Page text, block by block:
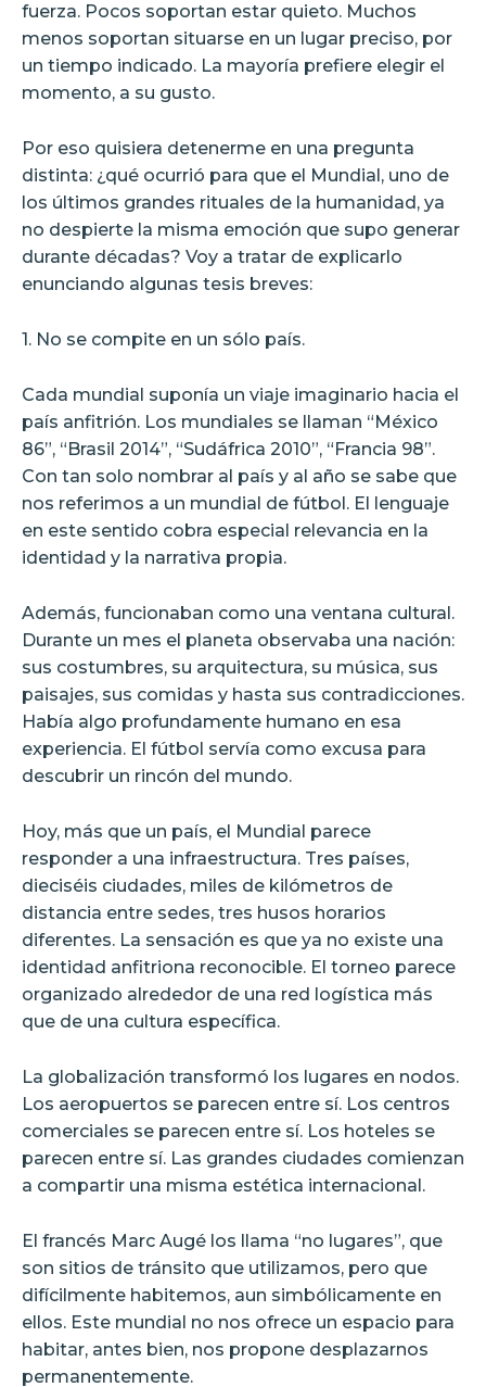
fuerza. Pocos soportan estar quieto. Muchos
menos soportan situarse en un lugar preciso, por
un tiempo indicado. La mayoría prefiere elegir el
momento, a su gusto.
Por eso quisiera detenerme en una pregunta
distinta: ¿qué ocurrió para que el Mundial, uno de
los últimos grandes rituales de la humanidad, ya
no despierte la misma emoción que supo generar
durante décadas? Voy a tratar de explicarlo
enunciando algunas tesis breves:
1. No se compite en un sólo país.
Cada mundial suponía un viaje imaginario hacia el
país anfitrión. Los mundiales se llaman “México
86”, “Brasil 2014”, “Sudáfrica 2010”, “Francia 98”.
Con tan solo nombrar al país y al año se sabe que
nos referimos a un mundial de fútbol. El lenguaje
en este sentido cobra especial relevancia en la
identidad y la narrativa propia.
Además, funcionaban como una ventana cultural.
Durante un mes el planeta observaba una nación:
sus costumbres, su arquitectura, su música, sus
paisajes, sus comidas y hasta sus contradicciones.
Había algo profundamente humano en esa
experiencia. El fútbol servía como excusa para
descubrir un rincón del mundo.
Hoy, más que un país, el Mundial parece
responder a una infraestructura. Tres países,
dieciséis ciudades, miles de kilómetros de
distancia entre sedes, tres husos horarios
diferentes. La sensación es que ya no existe una
identidad anfitriona reconocible. El torneo parece
organizado alrededor de una red logística más
que de una cultura específica.
La globalización transformó los lugares en nodos.
Los aeropuertos se parecen entre sí. Los centros
comerciales se parecen entre sí. Los hoteles se
parecen entre sí. Las grandes ciudades comienzan
a compartir una misma estética internacional.
El francés Marc Augé los llama “no lugares”, que
son sitios de tránsito que utilizamos, pero que
difícilmente habitemos, aun simbólicamente en
ellos. Este mundial no nos ofrece un espacio para
habitar, antes bien, nos propone desplazarnos
permanentemente.